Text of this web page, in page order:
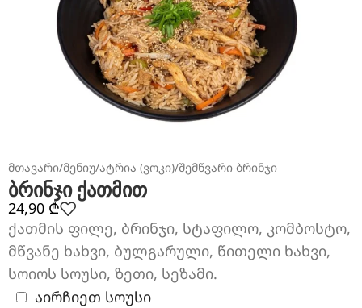
მთავარი/მენიუ/ატრია (ვოკი)/შემწვარი ბრინჯი
ბრინჯი ქათმით
24,90 ₾
ქათმის ფილე, ბრინჯი, სტაფილო, კომბოსტო,
მწვანე ხახვი, ბულგარული, წითელი ხახვი,
სოიოს სოუსი, ზეთი, სეზამი.
აირჩიეთ სოუსი